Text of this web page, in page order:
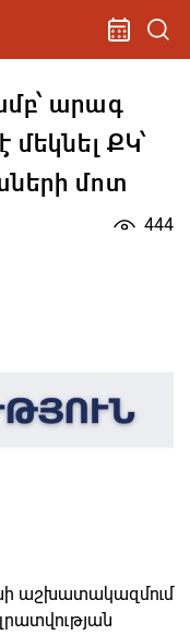
արագ
ՔԿ՝
մոտ
444
աշխատակազմում